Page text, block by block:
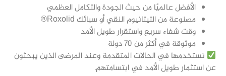
الأفضل عالميًا من حيث الجودة والتكامل العظمي
مصنوعة من التيتانيوم النقي أو سبائك Roxolid®
وقت شفاء سريع واستقرار طويل الأمد
موثوقة في أكثر من 70 دولة
نستخدمها في الحالات المتقدمة وعند المرضى الذين يبحثون
عن استثمار طويل الأمد في ابتسامتهم.